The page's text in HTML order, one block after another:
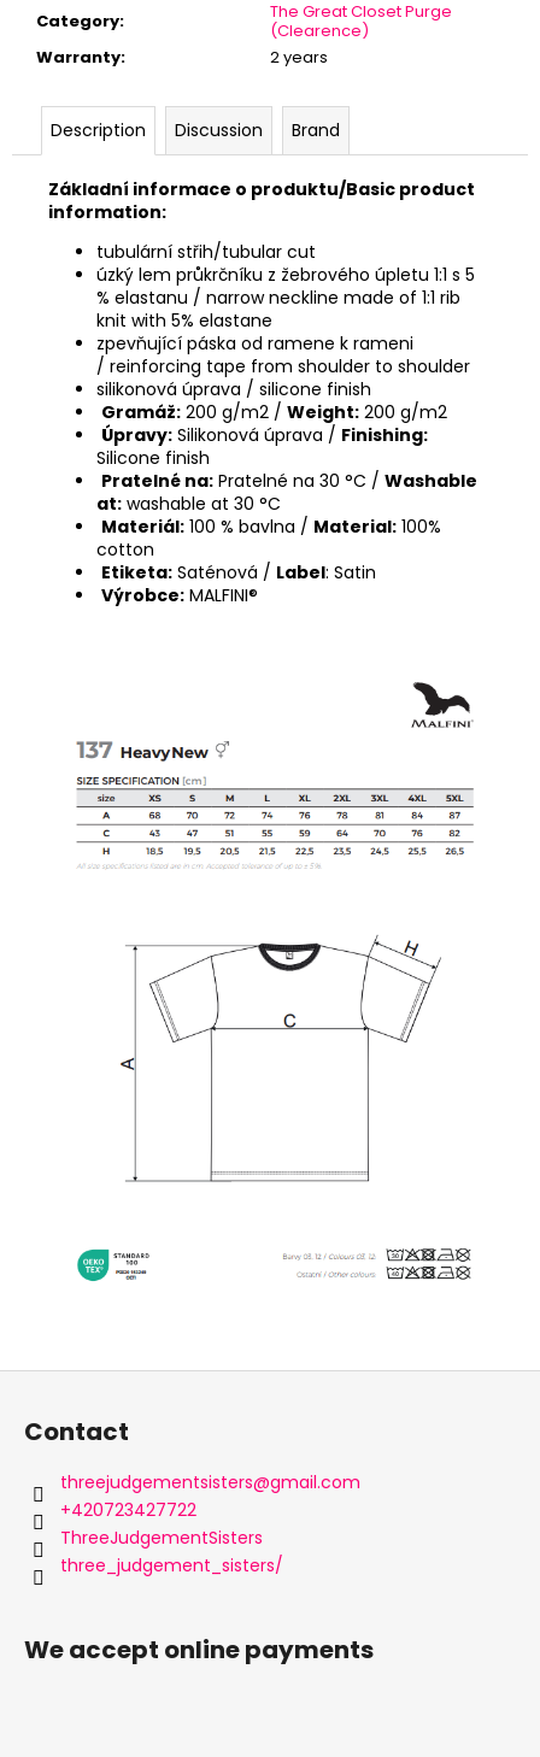
Category:
The Great Closet Purge
(Clearence)
Warranty: 2 years
Description Discussion Brand
Základní informace o produktu/Basic product
information:
tubulární střih/tubular cut
úzký lem průkrčníku z žebrového úpletu 1:1 s 5
% elastanu / narrow neckline made of 1:1 rib
knit with 5% elastane
zpevňující páska od ramene k rameni
/ reinforcing tape from shoulder to shoulder
silikonová úprava / silicone finish
Gramáž: 200 g/m2 / Weight: 200 g/m2
Úpravy: Silikonová úprava / Finishing:
Silicone finish
Pratelné na: Pratelné na 30 °C / Washable
at: washable at 30 °C
Materiál: 100 % bavlna / Material: 100%
cotton
Etiketa: Saténová / Label: Satin
Výrobce: MALFINI®
F
Contact
threejudgementsisters@gmail.com
+420723427722
ThreeJudgementSisters
three_judgement_sisters/
We accept online payments